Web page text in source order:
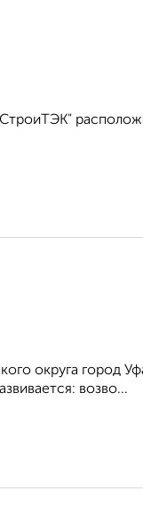
округа город
возво...